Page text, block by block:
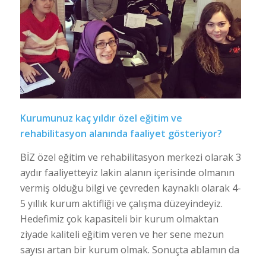
Kurumunuz kaç yıldır özel eğitim ve
rehabilitasyon alanında faaliyet gösteriyor?
BİZ özel eğitim ve rehabilitasyon merkezi olarak 3
aydır faaliyetteyiz lakin alanın içerisinde olmanın
vermiş olduğu bilgi ve çevreden kaynaklı olarak 4-
5 yıllık kurum aktifliği ve çalışma düzeyindeyiz.
Hedefimiz çok kapasiteli bir kurum olmaktan
ziyade kaliteli eğitim veren ve her sene mezun
sayısı artan bir kurum olmak. Sonuçta ablamın da